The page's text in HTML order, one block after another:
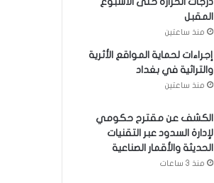
المقبل
منذ ساعتين
إجراءات لحماية المواقع الأثرية
والتراثية في بغداد
منذ ساعتين
الكشف عن مقترح حكومي
لإدارة السدود عبر التقنيات
الحديثة والأقمار الصناعية
منذ 3 ساعات